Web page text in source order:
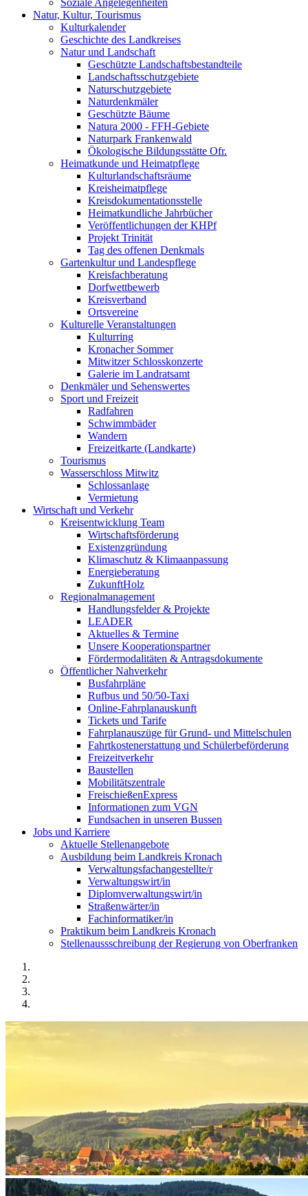
Soziale Angelegenheiten
Natur, Kultur, Tourismus
Kulturkalender
Geschichte des Landkreises
Natur und Landschaft
Geschützte Landschaftsbestandteile
Landschaftsschutzgebiete
Naturschutzgebiete
Naturdenkmäler
Geschützte Bäume
Natura 2000 - FFH-Gebiete
Naturpark Frankenwald
Ökologische Bildungsstätte Ofr.
Heimatkunde und Heimatpflege
Kulturlandschaftsräume
Kreisheimatpflege
Kreisdokumentationsstelle
Heimatkundliche Jahrbücher
Veröffentlichungen der KHPf
Projekt Trinität
Tag des offenen Denkmals
Gartenkultur und Landespflege
Kreisfachberatung
Dorfwettbewerb
Kreisverband
Ortsvereine
Kulturelle Veranstaltungen
Kulturring
Kronacher Sommer
Mitwitzer Schlosskonzerte
Galerie im Landratsamt
Denkmäler und Sehenswertes
Sport und Freizeit
Radfahren
Schwimmbäder
Wandern
Freizeitkarte (Landkarte)
Tourismus
Wasserschloss Mitwitz
Schlossanlage
Vermietung
Wirtschaft und Verkehr
Kreisentwicklung Team
Wirtschaftsförderung
Existenzgründung
Klimaschutz & Klimaanpassung
Energieberatung
ZukunftHolz
Regionalmanagement
Handlungsfelder & Projekte
LEADER
Aktuelles & Termine
Unsere Kooperationspartner
Fördermodalitäten & Antragsdokumente
Öffentlicher Nahverkehr
Busfahrpläne
Rufbus und 50/50-Taxi
Online-Fahrplanauskunft
Tickets und Tarife
Fahrplanauszüge für Grund- und Mittelschulen
Fahrtkostenerstattung und Schülerbeförderung
Freizeitverkehr
Baustellen
Mobilitätszentrale
FreischießenExpress
Informationen zum VGN
Fundsachen in unseren Bussen
Jobs und Karriere
Aktuelle Stellenangebote
Ausbildung beim Landkreis Kronach
Verwaltungsfachangestellte/r
Verwaltungswirt/in
Diplomverwaltungswirt/in
Straßenwärter/in
Fachinformatiker/in
Praktikum beim Landkreis Kronach
Stellenaussschreibung der Regierung von Oberfranken